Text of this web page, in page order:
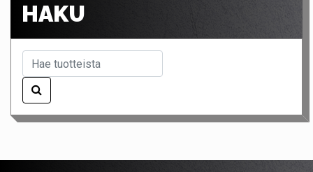
HAKU